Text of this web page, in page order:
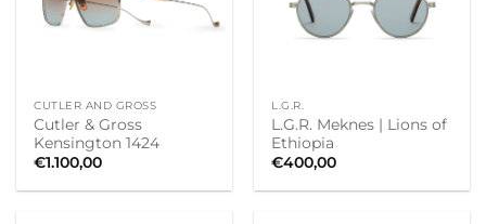
CUTLER AND GROSS
Cutler & Gross
Kensington 1424
€1.100,00
L.G.R.
L.G.R. Meknes | Lions of
Ethiopia
€400,00